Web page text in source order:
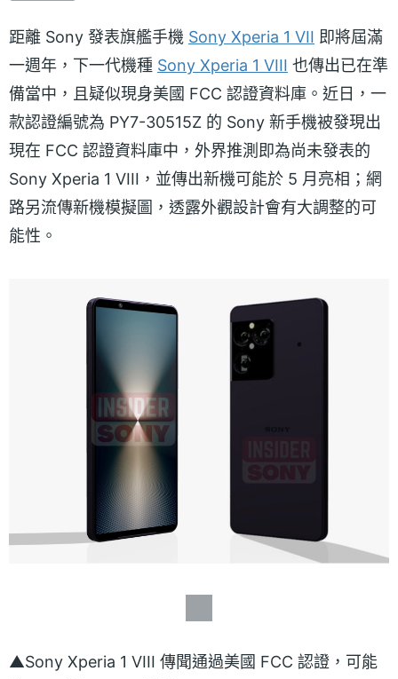
距離 Sony 發表旗艦手機 Sony Xperia 1 VII 即將屆滿
一週年，下一代機種 Sony Xperia 1 VIII 也傳出已在準
備當中，且疑似現身美國 FCC 認證資料庫。近日，一
款認證編號為 PY7-30515Z 的 Sony 新手機被發現出
現在 FCC 認證資料庫中，外界推測即為尚未發表的
Sony Xperia 1 VIII，並傳出新機可能於 5 月亮相；網
路另流傳新機模擬圖，透露外觀設計會有大調整的可
能性。
▲Sony Xperia 1 VIII 傳聞通過美國 FCC 認證，可能